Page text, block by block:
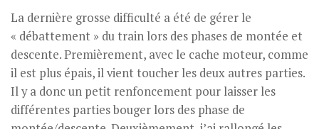
La dernière grosse difficulté a été de gérer le
« débattement » du train lors des phases de montée et
descente. Premièrement, avec le cache moteur, comme
il est plus épais, il vient toucher les deux autres parties.
Il y a donc un petit renfoncement pour laisser les
différentes parties bouger lors des phase de